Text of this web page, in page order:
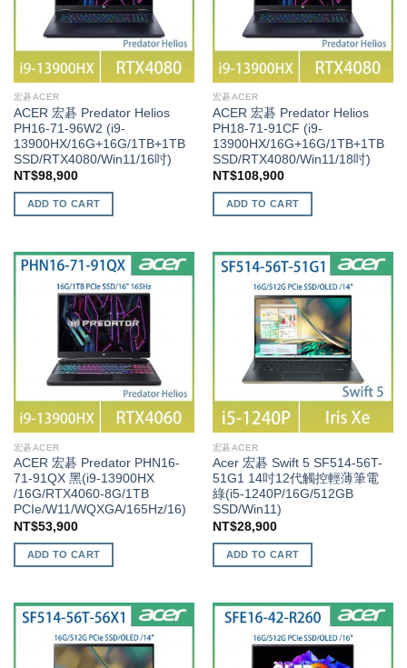
宏碁ACER
ACER 宏碁 Predator Helios
PH16-71-96W2 (i9-
13900HX/16G+16G/1TB+1TB
SSD/RTX4080/Win11/16吋)
NT$98,900
ADD TO CART
宏碁ACER
ACER 宏碁 Predator Helios
PH18-71-91CF (i9-
13900HX/16G+16G/1TB+1TB
SSD/RTX4080/Win11/18吋)
NT$108,900
ADD TO CART
宏碁ACER
ACER 宏碁 Predator PHN16-
71-91QX 黑(i9-13900HX
/16G/RTX4060-8G/1TB
PCIe/W11/WQXGA/165Hz/16)
NT$53,900
ADD TO CART
宏碁ACER
Acer 宏碁 Swift 5 SF514-56T-
51G1 14吋12代觸控輕薄筆電
綠(i5-1240P/16G/512GB
SSD/Win11)
NT$28,900
ADD TO CART